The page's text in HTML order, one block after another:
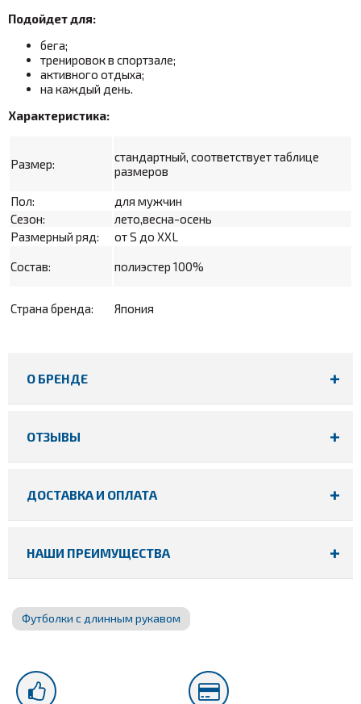
Подойдет для:
бега;
тренировок в спортзале;
активного отдыха;
на каждый день.
Характеристика:
Размер:
стандартный, соответствует таблице
размеров
Пол:
для мужчин
Сезон:
лето,весна-осень
Размерный ряд:
от S до XXL
Состав: полиэстер 100%
Страна бренда: Япония
О БРЕНДЕ
ОТЗЫВЫ
ДОСТАВКА И ОПЛАТА
НАШИ ПРЕИМУЩЕСТВА
Футболки с длинным рукавом